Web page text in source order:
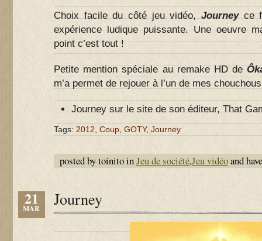
Choix facile du côté jeu vidéo,Journeyce
expérience ludique puissante. Une oeuvre
point c’est tout !
Petite mention spéciale au remake HD de
m’a permet de rejouer à l’un de mes
Journey sur le site de son éditeur, That
Tags: 2012 Coup GOTY, Journey
posted by toinito inJeu de société,Jeu vidéoand
21
MAR Journey